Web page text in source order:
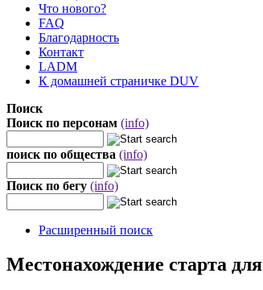
Что нового?
FAQ
Благодарность
Контакт
LADM
К домашней страничке DUV
Поиск
Поиск по персонам (info)
поиск по общества (info)
Поиск по бегу (info)
Расширенный поиск
Местонахождение старта для